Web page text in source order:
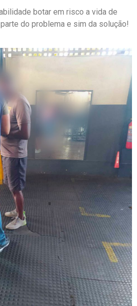
botar em risco a vida de
do problema e sim da solução!